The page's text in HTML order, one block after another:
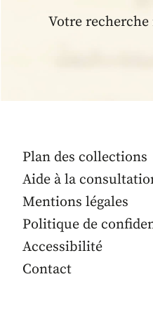
Votre
Plan des collections
Aide à la
Mentions légales
Politique de
Accessibilité
Contact